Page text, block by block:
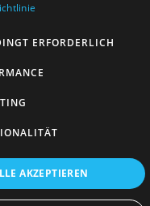
ERFORDERLICH
AKZEPTIEREN